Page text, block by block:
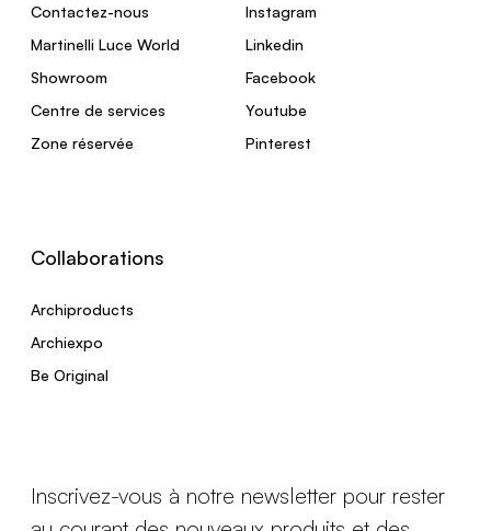
Contactez-nous
Martinelli Luce World
Showroom
Centre de services
Zone réservée
Instagram
Linkedin
Facebook
Youtube
Pinterest
Collaborations
Archiproducts
Archiexpo
Be Original
Inscrivez-vous à notre newsletter pour rester